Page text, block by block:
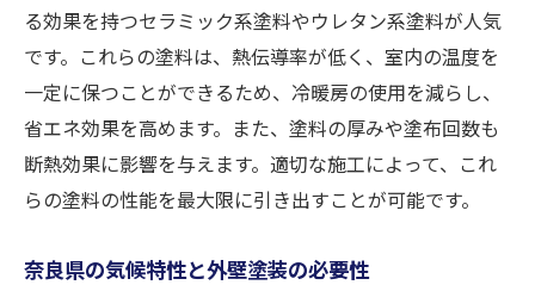
奈良の自然環境に優しい塗装選び
長期的な視点から見た省エネ住宅の価値
断熱塗料の選び方と奈良県での具体的な施工法
断熱性能が高い塗料とその特性
奈良県に適した断熱塗料の選定基準
ト
る効果を持つセラミック系塗料やウレタン系塗料が人気
です。これらの塗料は、熱伝導率が低く、室内の温度を
一定に保つことができるため、冷暖房の使用を減らし、
省エネ効果を高めます。また、塗料の厚みや塗布回数も
断熱効果に影響を与えます。適切な施工によって、これ
らの塗料の性能を最大限に引き出すことが可能です。
奈良県の気候特性と外壁塗装の必要性